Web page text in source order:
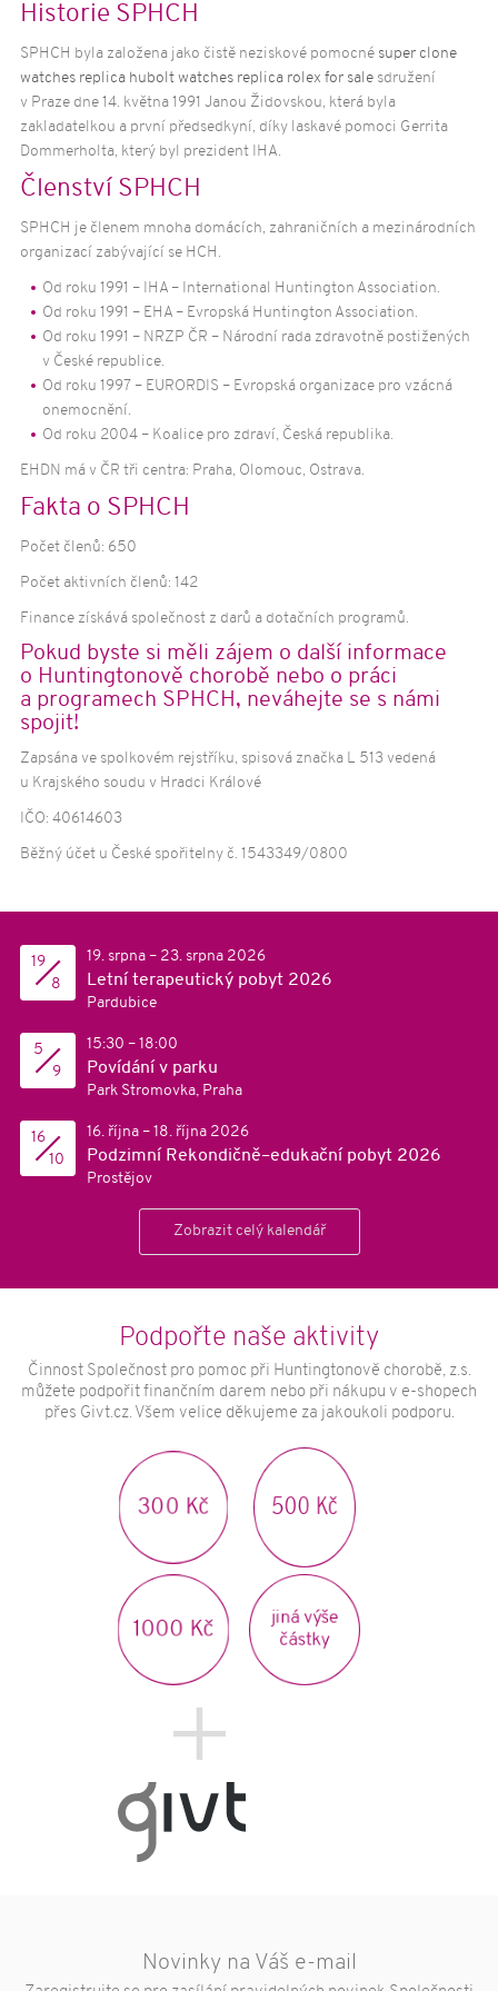
Historie SPHCH
SPHCH byla založena jako čistě neziskové pomocné super clone
watches replica hubolt watches replica rolex for salesdružení
v Praze dne 14. května 1991 Janou Židovskou, která byla
zakladatelkou a první předsedkyní, díky laskavé pomoci Gerrita
Dommerholta, který byl prezident IHA.
Členství SPHCH
SPHCH je členem mnoha domácích, zahraničních a mezinárodních
organizací zabývající se HCH.
Od roku 1991 – IHA – International Huntington Association.
Od roku 1991 – EHA – Evropská Huntington Association.
Od roku 1991 – NRZP ČR – Národní rada zdravotně postižených
v České republice.
Od roku 1997 – EURORDIS – Evropská organizace pro vzácná
onemocnění.
Od roku 2004 – Koalice pro zdraví, Česká republika.
EHDN má v ČR tři centra: Praha, Olomouc, Ostrava.
Fakta o SPHCH
Počet členů: 650
Počet aktivních členů: 142
Finance získává společnost z darů a dotačních programů.
Pokud byste si měli zájem o další informace
o Huntingtonově chorobě nebo o práci
a programech SPHCH, neváhejte se s námi
spojit!
Zapsána ve spolkovém rejstříku, spisová značka L 513 vedená
u Krajského soudu v Hradci Králové
IČO: 40614603
Běžný účet u České spořitelny č. 1543349/0800
19
8
19. srpna – 23. srpna 2026
Letní terapeutický pobyt 2026
Pardubice
5
9
15:30 – 18:00
Povídání v parku
Park Stromovka, Praha
16
10
16. října – 18. října 2026
Podzimní Rekondičně–edukační pobyt 2026
Prostějov
Zobrazit celý kalendář
Podpořte naše aktivity
Činnost Společnost pro pomoc při Huntingtonově chorobě, z.s.
můžete podpořit finančním darem nebo při nákupu v e-shopech
přes Givt.cz. Všem velice děkujeme za jakoukoli podporu.
300 Kč 500 Kč
1000 Kč
jiná výše
částky
Novinky na Váš e-mail